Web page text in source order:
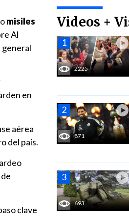
Videos +
2225
871
693
misiles
Al
en
aérea
del país.
clave